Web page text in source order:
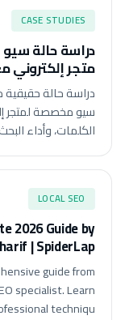
CASE STUDIES
دراسة حالة
متجر إلكتروني
دراسة حالة
سيو مخصصة لمتجر
الكلمات، وأداء
LOCAL SEO
2026 Guide by
| SpiderLap
guide from
specialist. Learn
techniqu